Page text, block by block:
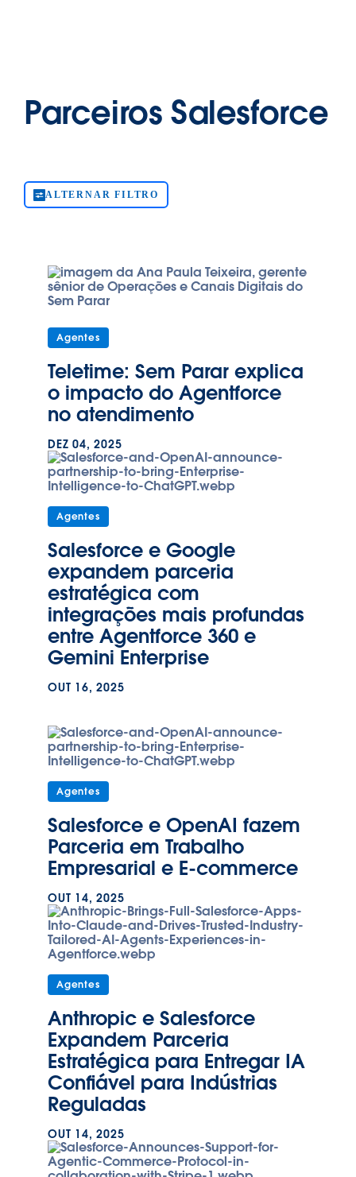
Parceiros Salesforce
ALTERNAR FILTRO
Agentes
Teletime: Sem Parar explica
o impacto do Agentforce
no atendimento
DEZ 04, 2025
Agentes
Salesforce e Google
expandem parceria
estratégica com
integrações mais profundas
entre Agentforce 360 e
Gemini Enterprise
OUT 16, 2025
Agentes
Salesforce e OpenAI fazem
Parceria em Trabalho
Empresarial e E-commerce
OUT 14, 2025
Agentes
Anthropic e Salesforce
Expandem Parceria
Estratégica para Entregar IA
Confiável para Indústrias
Reguladas
OUT 14, 2025